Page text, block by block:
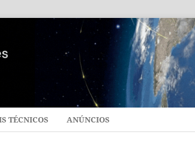
TÉCNICOS ANÚNCIOS